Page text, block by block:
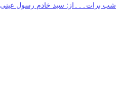
شب برات۔۔۔از: سید خادم رسول عینی